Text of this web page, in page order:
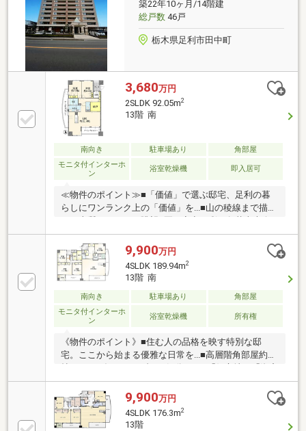
築22年10ヶ月/14階建
総戸数46戸
栃木県足利市田中町
3,680万円
2SLDK 92.05m2
13階 南
南向き 駐車場あり
角部屋
モニタ付インターホ
ン
浴室乾燥機 即入居可
≪物件のポイント≫■「価値」で選ぶ邸宅、足利の暮
らしにワンランク上の「価値」を...■山の稜線まで描
が一望できる空のバルコニー■間仕切りを入れること
で、2LDK→3LDKに間取り変更も可能です■大容量の収
納を確保できる納戸は多目的に使用ができ居室をすっ
きり保てます■日々の暮らしを支える様々な生活利便
ト飼育可（細則あり）■地震に強い鉄骨鉄筋コンクリ
ート（SRC）造☆リフォーム・リノベーションも弊社
でご提案いたします。また、リフォーム等も住宅ロー
ンに含めて借入れ可能ですのでご相談下さい
9,900万円
4SLDK 189.94m2
13階 南
南向き 駐車場あり
角部屋
モニタ付インターホ
ン
浴室乾燥機 所有権
《物件のポイント》■住む人の品格を映す特別な邸
宅。ここから始まる優雅な日常を...■高層階角部屋約37
性」「居住性」「安心性」「利便性」を兼ね備えたプ
レミアムな一邸■4LDK＋2WIC＋N（畳コーナー）/専有
面積189.94㎡/LDK約37帖/3面バルコニー■足利市花火
大会を特等席で望め、四季をまとう山景も一望できま
9,900万円
4SLDK 176.3m2
13階